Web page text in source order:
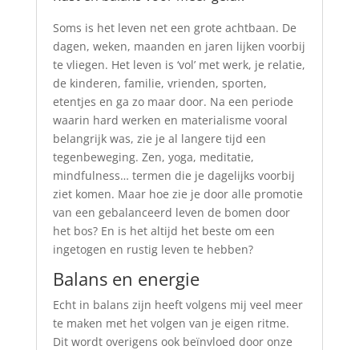
Soms is het leven net een grote achtbaan. De
dagen, weken, maanden en jaren lijken voorbij
te vliegen. Het leven is ‘vol’ met werk, je relatie,
de kinderen, familie, vrienden, sporten,
etentjes en ga zo maar door. Na een periode
waarin hard werken en materialisme vooral
belangrijk was, zie je al langere tijd een
tegenbeweging. Zen, yoga, meditatie,
mindfulness… termen die je dagelijks voorbij
ziet komen. Maar hoe zie je door alle promotie
van een gebalanceerd leven de bomen door
het bos? En is het altijd het beste om een
ingetogen en rustig leven te hebben?
Balans en energie
Echt in balans zijn heeft volgens mij veel meer
te maken met het volgen van je eigen ritme.
Dit wordt overigens ook beïnvloed door onze